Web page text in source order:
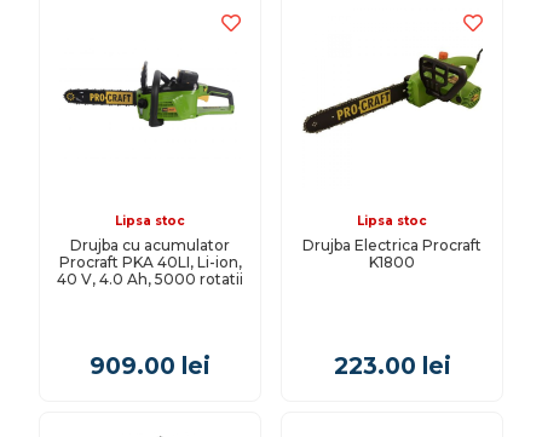
Lipsa stoc
Drujba cu acumulator
Procraft PKA 40LI, Li-ion,
40 V, 4.0 Ah, 5000 rotatii
909.00 lei
Lipsa stoc
Drujba Electrica Procraft
K1800
223.00 lei